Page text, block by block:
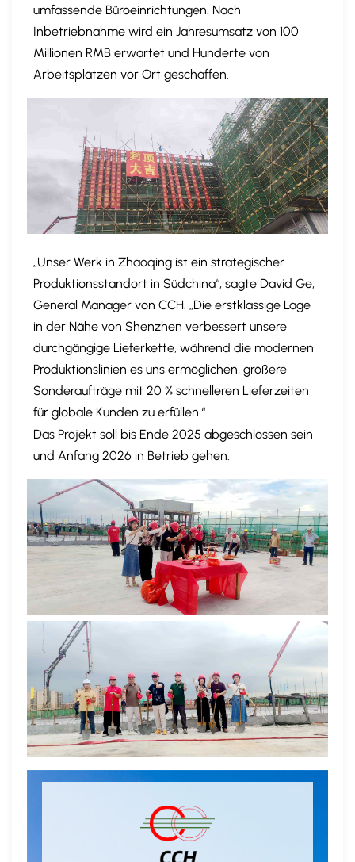
umfassende Büroeinrichtungen. Nach
Inbetriebnahme wird ein Jahresumsatz von 100
Millionen RMB erwartet und Hunderte von
Arbeitsplätzen vor Ort geschaffen.
„Unser Werk in Zhaoqing ist ein strategischer
Produktionsstandort in Südchina“, sagte David Ge,
General Manager von CCH. „Die erstklassige Lage
in der Nähe von Shenzhen verbessert unsere
durchgängige Lieferkette, während die modernen
Produktionslinien es uns ermöglichen, größere
Sonderaufträge mit 20 % schnelleren Lieferzeiten
für globale Kunden zu erfüllen.“
Das Projekt soll bis Ende 2025 abgeschlossen sein
und Anfang 2026 in Betrieb gehen.